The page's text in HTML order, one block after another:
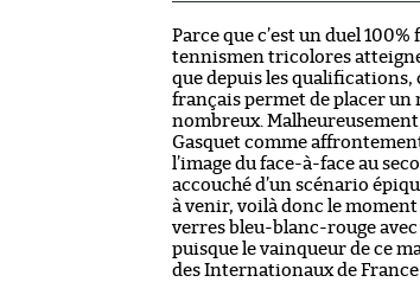
Parce que c’est un duel
tennismen tricolores
que depuis les qualifications,
français permet de placer
nombreux.
Gasquet comme
l’image du face-à-face au
accouché d’un scénario
à venir, voilà donc le
verres bleu-blanc-rouge avec
puisque le vainqueur de ce
des Internationaux de